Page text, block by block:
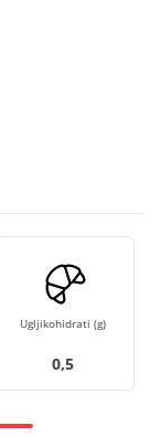
Ugljikohidrati (g)
0,5